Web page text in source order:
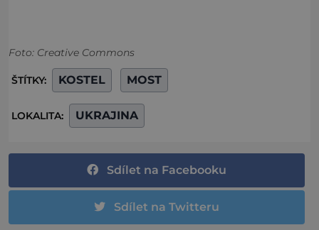
Foto: Creative Commons
ŠTÍTKY: KOSTEL MOST
LOKALITA: UKRAJINA
Sdílet na Facebooku
Sdílet na Twitteru